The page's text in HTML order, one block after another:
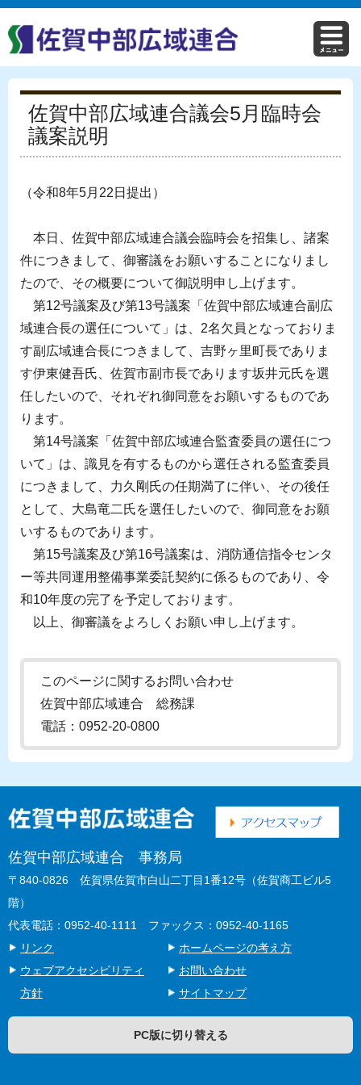
佐賀中部広域連合議会5月臨時会
議案説明
（令和8年5月22日提出）
本日、佐賀中部広域連合議会臨時会を招集し、諸案
件につきまして、御審議をお願いすることになりまし
たので、その概要について御説明申し上げます。
第12号議案及び第13号議案「佐賀中部広域連合副広
域連合長の選任について」は、2名欠員となっておりま
す副広域連合長につきまして、吉野ヶ里町長でありま
す伊東健吾氏、佐賀市副市長であります坂井元氏を選
任したいので、それぞれ御同意をお願いするものであ
ります。
第14号議案「佐賀中部広域連合監査委員の選任につ
いて」は、識見を有するものから選任される監査委員
につきまして、力久剛氏の任期満了に伴い、その後任
として、大島竜二氏を選任したいので、御同意をお願
いするものであります。
第15号議案及び第16号議案は、消防通信指令センタ
ー等共同運用整備事業委託契約に係るものであり、令
和10年度の完了を予定しております。
以上、御審議をよろしくお願い申し上げます。
このページに関するお問い合わせ
佐賀中部広域連合 総務課
電話：0952-20-0800
佐賀中部広域連合 事務局
〒840-0826 佐賀県佐賀市白山二丁目1番12号（佐賀商工ビル5
階）
代表電話：0952-40-1111 ファックス：0952-40-1165
リンク
ホームページの考え方
ウェブアクセシビリティ
方針
お問い合わせ
サイトマップ
PC版に切り替える